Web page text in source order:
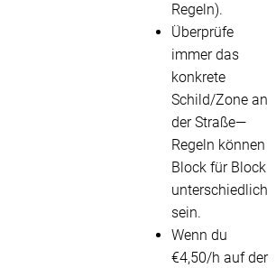
Regeln).
Überprüfe
immer das
konkrete
Schild/Zone an
der Straße—
Regeln können
Block für Block
unterschiedlich
sein.
Wenn du
€4,50/h auf der